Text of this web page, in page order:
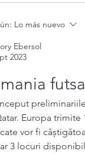
Lo más nuevo
Ebersol
2023
Europa trimite
vor fi
3 locuri